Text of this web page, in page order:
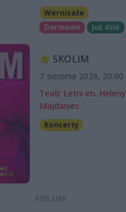
Wernisaże
Darmowe
Już dziś
SKOLIM
7 sierpnia 2026, 20:00
Teatr Letni im. Heleny
Majdaniec
Koncerty